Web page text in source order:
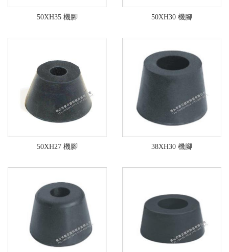
50XH35 機腳 50XH30 機腳
50XH27 機腳 38XH30 機腳